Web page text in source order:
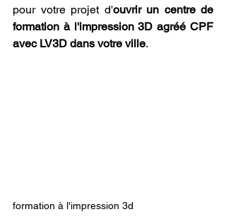
pour votre projet d'ouvrir un centre de
formation à l'impression 3D agréé CPF
avec LV3D dans votre ville.
formation à l'impression 3d